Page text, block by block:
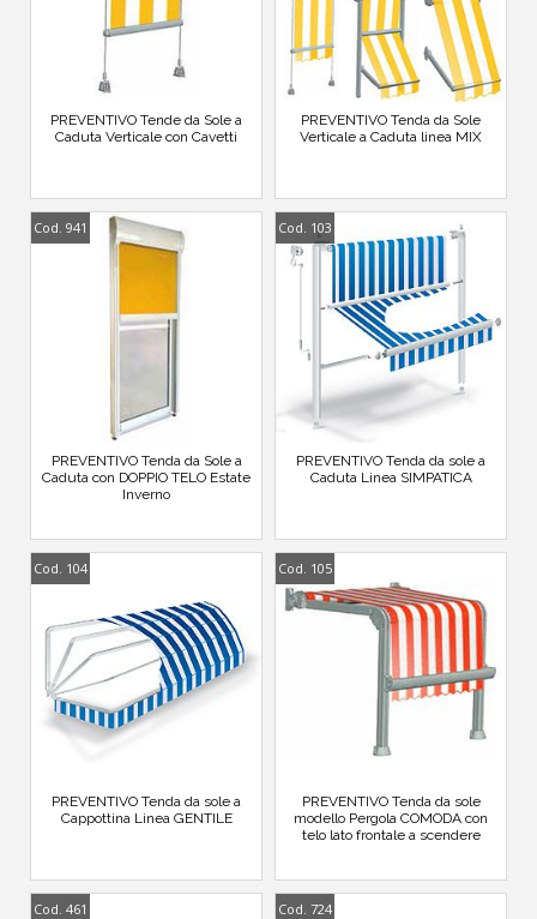
PREVENTIVO Tende da Sole a
Caduta Verticale con Cavetti
PREVENTIVO Tenda da Sole
Verticale a Caduta linea MIX
Cod. 941
PREVENTIVO Tenda da Sole a
Caduta con DOPPIO TELO Estate
Inverno
Cod. 103
PREVENTIVO Tenda da sole a
Caduta Linea SIMPATICA
Cod. 104
PREVENTIVO Tenda da sole a
Cappottina Linea GENTILE
Cod. 105
PREVENTIVO Tenda da sole
modello Pergola COMODA con
telo lato frontale a scendere
Cod. 461 Cod. 724